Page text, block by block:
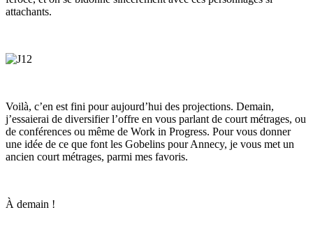
attachants.
Voilà, c’en est fini pour aujourd’hui des projections. Demain,
j’essaierai de diversifier l’offre en vous parlant de court métrages, ou
de conférences ou même de Work in Progress. Pour vous donner
une idée de ce que font les Gobelins pour Annecy, je vous met un
ancien court métrages, parmi mes favoris.
À demain !